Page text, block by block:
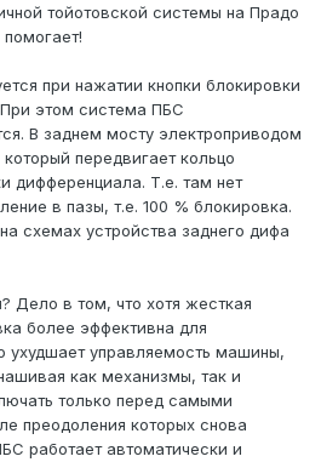
тойотовской системы на Прадо
при нажатии кнопки блокировки
этом система ПБС
В заднем мосту электроприводом
передвигает кольцо
дифференциала. Т.е. там нет
в пазы, т.е. 100 % блокировка.
схемах устройства заднего дифа
Дело в том, что хотя жесткая
более эффективна для
ухудшает управляемость машины,
как механизмы, так и
только перед самыми
преодоления которых снова
работает автоматически и